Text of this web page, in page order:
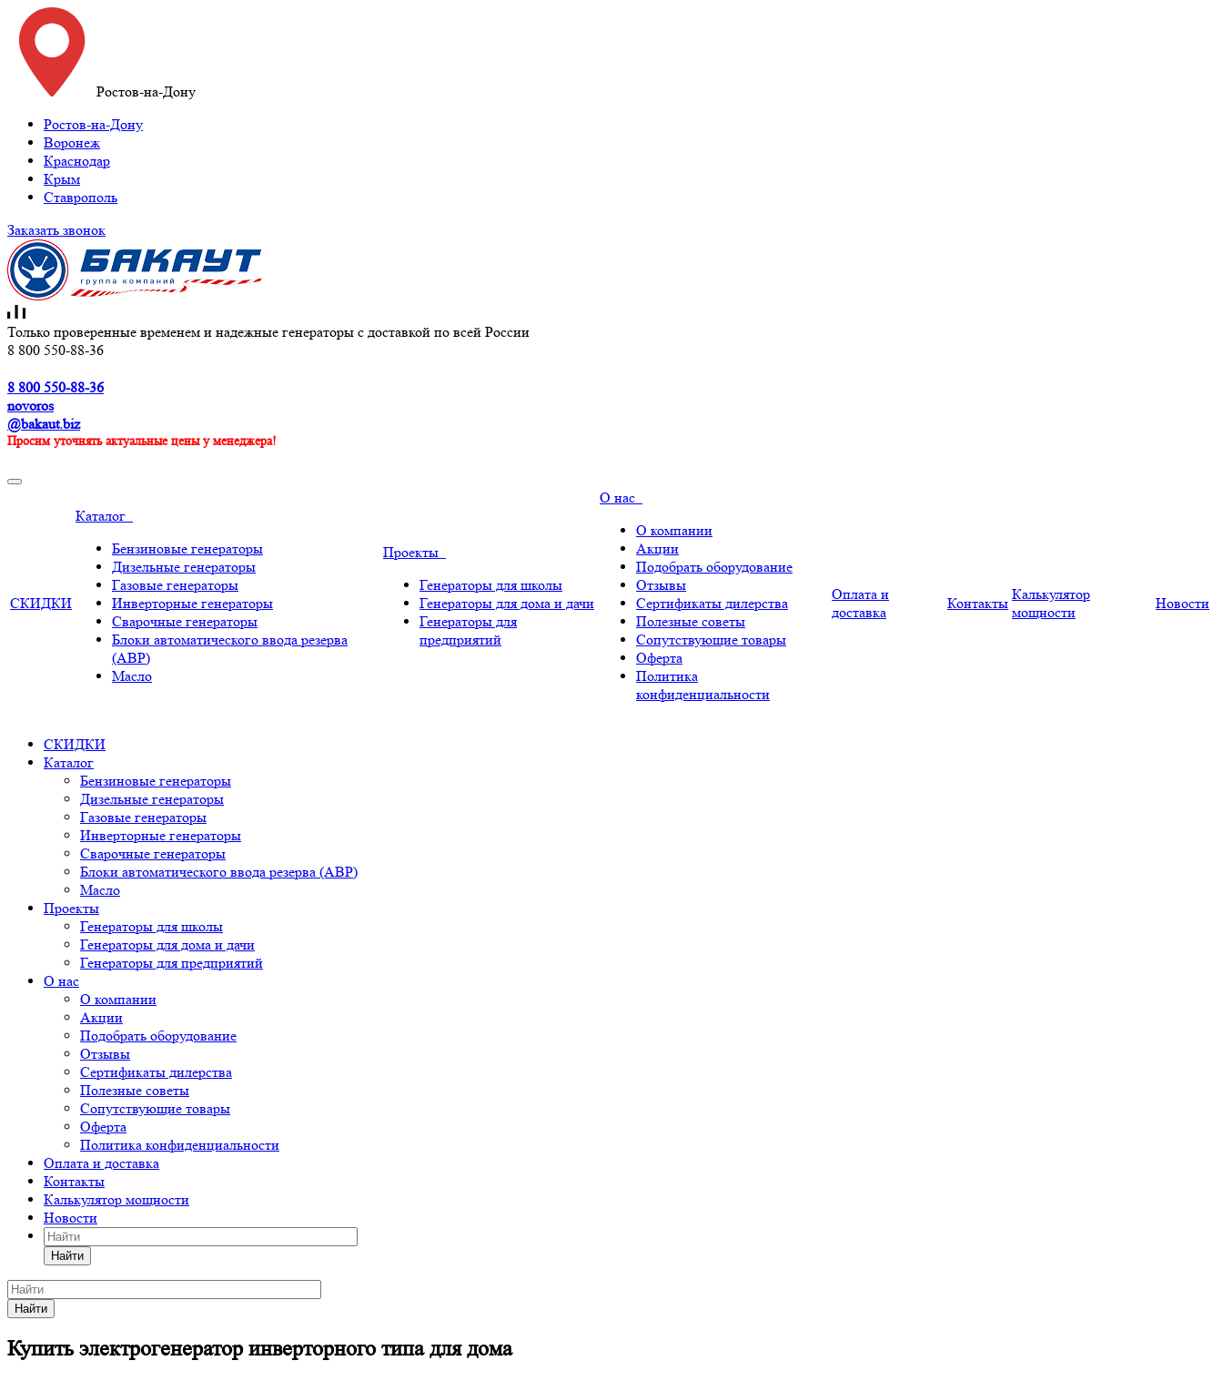
Ростов-на-Дону
Ростов-на-Дону
Воронеж
Краснодар
Крым
Ставрополь
Заказать звонок
Только проверенные временем и надежные генераторы с доставкой по всей России
8 800 550-88-36
8 800 550-88-36
novoros
@bakaut.biz
Просим уточнять актуальные цены у менеджера!
СКИДКИ
Каталог
Бензиновые генераторы
Дизельные генераторы
Газовые генераторы
Инверторные генераторы
Сварочные генераторы
Блоки автоматического ввода резерва
(АВР)
Масло
Проекты
Генераторы для школы
Генераторы для дома и дачи
Генераторы для
предприятий
О нас
О компании
Акции
Подобрать оборудование
Отзывы
Сертификаты дилерства
Полезные советы
Сопутствующие товары
Оферта
Политика
конфиденциальности
Оплата и
доставка
Контакты
Калькулятор
мощности
Новости
СКИДКИ
Каталог
Бензиновые генераторы
Дизельные генераторы
Газовые генераторы
Инверторные генераторы
Сварочные генераторы
Блоки автоматического ввода резерва (АВР)
Масло
Проекты
Генераторы для школы
Генераторы для дома и дачи
Генераторы для предприятий
О нас
О компании
Акции
Подобрать оборудование
Отзывы
Сертификаты дилерства
Полезные советы
Сопутствующие товары
Оферта
Политика конфиденциальности
Оплата и доставка
Контакты
Калькулятор мощности
Новости
Найти
Найти
Купить электрогенератор инверторного типа для дома